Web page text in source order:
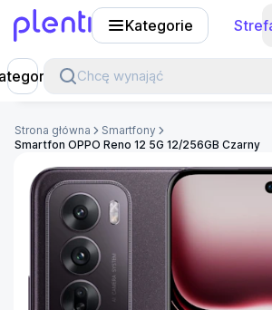
Kategorie
Chcę wynająć
Strona główna
Smartfony
Smartfon OPPO Reno 12 5G 12/256GB Czarny